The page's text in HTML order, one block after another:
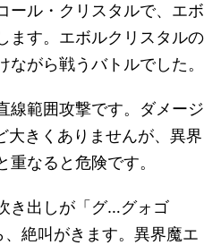
ール・クリスタルで、エボ
ます。エボルクリスタルの
ながら戦うバトルでした。
線範囲攻撃です。ダメージ
きくありませんが、異界
なると危険です。
き出しが「グ…グォゴ
絶叫がきます。異界魔エ